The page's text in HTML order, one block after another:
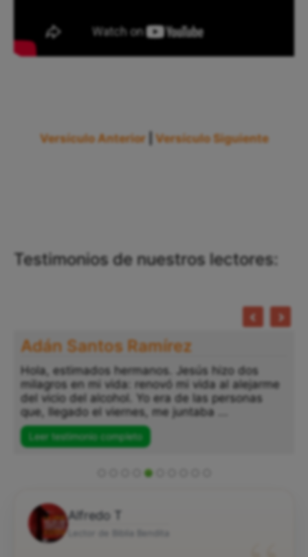
Versículo Anterior Versículo Siguiente
Testimonios de nuestros lectores:
Adán Santos Ramírez
Hola, estimados hermanos. Jesús hizo dos
milagros en mi vida: renovó mi vida al alejarme
del vicio del alcohol. Yo era de las personas
que, llegado el viernes, me juntaba ...
Leer testimonio completo
Alfredo T